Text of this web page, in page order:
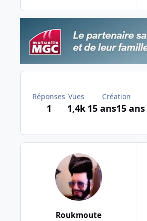
Réponses
1
Vues
1,4k
Création
15 ans15 ans
Roukmoute